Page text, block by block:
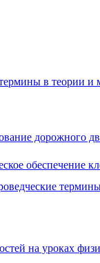
в теории и
дорожного
обеспечение
на уроках